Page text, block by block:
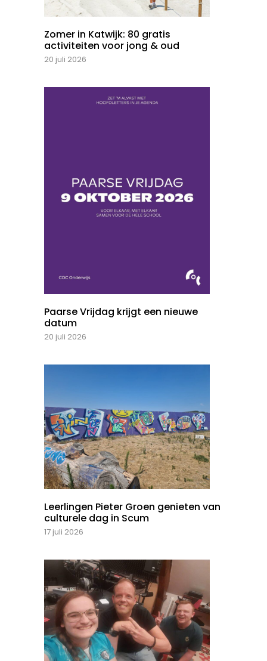
Zomer in Katwijk: 80 gratis
activiteiten voor jong & oud
20 juli 2026
Paarse Vrijdag krijgt een nieuwe
datum
20 juli 2026
Leerlingen Pieter Groen genieten van
culturele dag in Scum
17 juli 2026